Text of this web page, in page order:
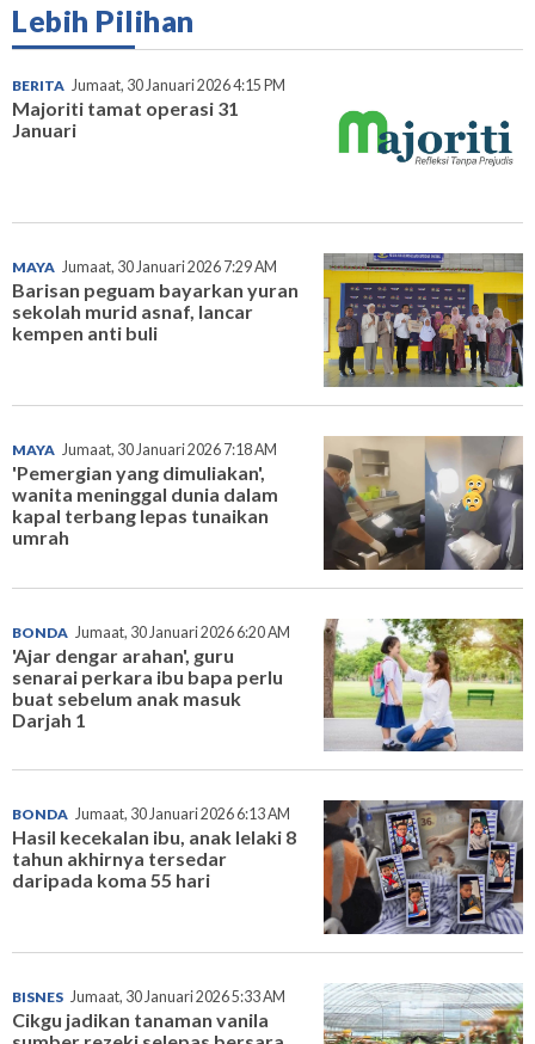
Lebih Pilihan
BERITA Jumaat, 30 Januari 2026 4:15 PM
Majoriti tamat operasi 31
Januari
MAYA Jumaat, 30 Januari 2026 7:29 AM
Barisan peguam bayarkan yuran
sekolah murid asnaf, lancar
kempen anti buli
MAYA Jumaat, 30 Januari 2026 7:18 AM
'Pemergian yang dimuliakan',
wanita meninggal dunia dalam
kapal terbang lepas tunaikan
umrah
BONDA Jumaat, 30 Januari 2026 6:20 AM
'Ajar dengar arahan', guru
senarai perkara ibu bapa perlu
buat sebelum anak masuk
Darjah 1
BONDA Jumaat, 30 Januari 2026 6:13 AM
Hasil kecekalan ibu, anak lelaki 8
tahun akhirnya tersedar
daripada koma 55 hari
BISNES Jumaat, 30 Januari 2026 5:33 AM
Cikgu jadikan tanaman vanila